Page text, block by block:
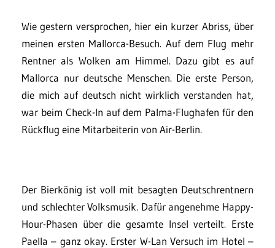
Wie gestern versprochen, hier ein kurzer Abriss, über
meinen ersten Mallorca-Besuch. Auf dem Flug mehr
Rentner als Wolken am Himmel. Dazu gibt es auf
Mallorca nur deutsche Menschen. Die erste Person,
die mich auf deutsch nicht wirklich verstanden hat,
war beim Check-In auf dem Palma-Flughafen für den
Rückflug eine Mitarbeiterin von Air-Berlin.
Der Bierkönig ist voll mit besagten Deutschrentnern
und schlechter Volksmusik. Dafür angenehme Happy-
Hour-Phasen über die gesamte Insel verteilt. Erste
Paella – ganz okay. Erster W-Lan Versuch im Hotel –